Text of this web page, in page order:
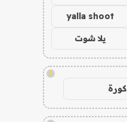
yalla shoot
يلا شوت
!